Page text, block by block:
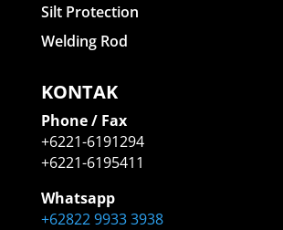
Silt Protection
Welding Rod
KONTAK
Phone / Fax
+6221-6191294
+6221-6195411
Whatsapp
+62822 9933 3938